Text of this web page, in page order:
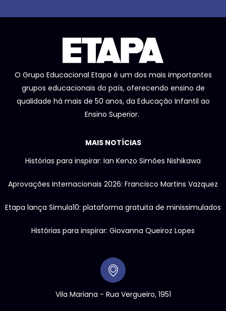
O Grupo Educacional Etapa é um dos mais importantes
grupos educacionais do país, oferecendo ensino de
qualidade há mais de 50 anos, da Educação Infantil ao
Ensino Superior.
MAIS NOTÍCIAS
Histórias para inspirar: Ian Kenzo Simões Nishikawa
Aprovações Internacionais 2026: Francisco Martins Vazquez
Etapa lança Simula10: plataforma gratuita de minissimulados
Histórias para inspirar: Giovanna Queiroz Lopes
Vila Mariana - Rua Vergueiro, 1951